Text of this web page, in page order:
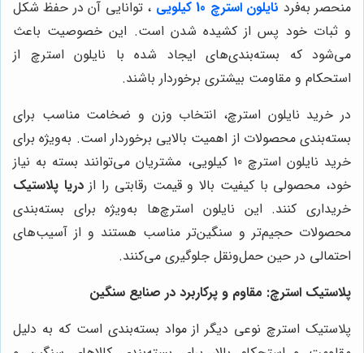
منحصر به‌فرد نایلون استرچ 10 کیلویی
، توانایی آن در حفظ شکل
و ثبات خود پس از کشیده شدن است. این خصوصیت باعث
می‌شود که بسته‌بندی‌های ایجاد شده با نایلون استرچ از
استحکام و مقاومت بیشتری برخوردار باشند.
در خرید نایلون استرچ، انتخاب وزن و ضخامت مناسب برای
بسته‌بندی محصولات از اهمیت بالایی برخوردار است. به‌ویژه برای
خرید نایلون استرچ 10 کیلویی، مشتریان می‌توانند بسته به نیاز
خود، محصولی با کیفیت بالا و قیمت رقابتی را ازدریا پلاستیک
خریداری کنند. این نایلون استرچ‌ها به‌ویژه برای بسته‌بندی
محصولات حجیم‌تر و سنگین‌تر مناسب هستند و از آسیب‌های
احتمالی در حین حمل‌ونقل جلوگیری می‌کنند.
پلاستیک استرچ: مقاوم و پرکاربرد در صنایع سنگین
پلاستیک استرچ نوعی دیگر از مواد بسته‌بندی است که به دلیل